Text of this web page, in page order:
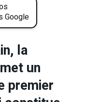
Google
la
un
premier